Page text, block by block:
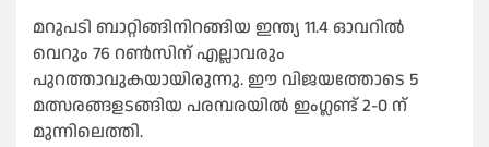
മറുപടി ബാറ്റിങ്ങിനിറങ്ങിയ ഇന്ത്യ 11.4 ഓവറില്‍
വെറും 76 റണ്‍സിന് എല്ലാവരും
പുറത്താവുകയായിരുന്നു. ഈ വിജയത്തോടെ 5
മത്സരങ്ങളടങ്ങിയ പരമ്പരയില്‍ ഇംഗ്ലണ്ട് 2-0 ന്
മുന്നിലെത്തി.